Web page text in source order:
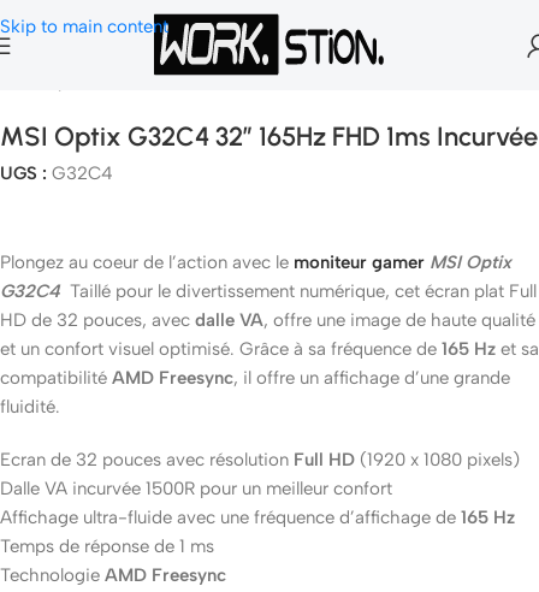
Skip to main content
Ecran Gamer & Moniteur
MSI Optix G32C4 32″ 165Hz FHD 1ms Incurvée
UGS : G32C4
Plongez au coeur de l’action avec le moniteur gamer MSI Optix
G32C4 Taillé pour le divertissement numérique, cet écran plat Full
HD de 32 pouces, avec dalle VA, offre une image de haute qualité
et un confort visuel optimisé. Grâce à sa fréquence de 165 Hz et sa
compatibilité AMD Freesync, il offre un affichage d’une grande
fluidité.
Ecran de 32 pouces avec résolution Full HD (1920 x 1080 pixels)
Dalle VA incurvée 1500R pour un meilleur confort
Affichage ultra-fluide avec une fréquence d’affichage de 165 Hz
Temps de réponse de 1 ms
Technologie AMD Freesync